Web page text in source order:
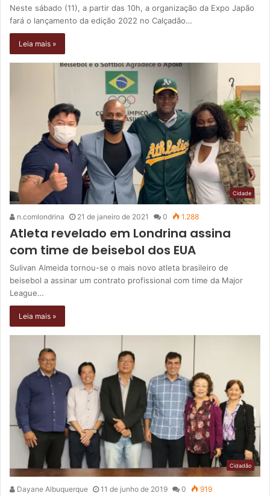
Neste sábado (11), a partir das 10h, a organização da Expo Japão
fará o lançamento da edição 2022 no Calçadão…
Leia mais »
Cidade
n.comlondrina 21 de janeiro de 2021 0 1.288
Atleta revelado em Londrina assina
com time de beisebol dos EUA
Sulivan Almeida tornou-se o mais novo atleta brasileiro de
beisebol a assinar um contrato profissional com time da Major
League…
Leia mais »
Cidadão
Dayane Albuquerque 11 de junho de 2019 0 919